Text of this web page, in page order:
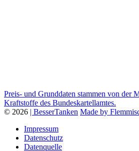
Preis- und Grunddaten stammen von der
Kraftstoffe des Bundeskartellamtes.
© 2026 | BesserTanken Made by
Impressum
Datenschutz
Datenquelle